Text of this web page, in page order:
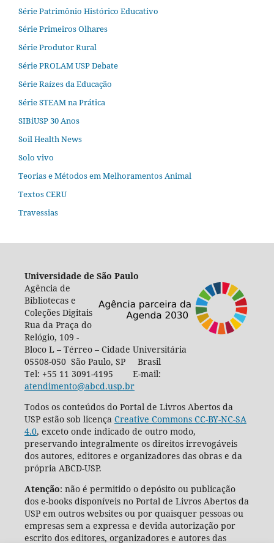
Série Patrimônio Histórico Educativo
Série Primeiros Olhares
Série Produtor Rural
Série PROLAM USP Debate
Série Raízes da Educação
Série STEAM na Prática
SIBiUSP 30 Anos
Soil Health News
Solo vivo
Teorias e Métodos em Melhoramentos Animal
Textos CERU
Travessias
Universidade de São Paulo
Agência de
Bibliotecas e
Coleções Digitais
Rua da Praça do
Relógio, 109 -
Bloco L – Térreo – Cidade Universitária
05508-050 São Paulo, SP Brasil
Tel: +55 11 3091-4195 E-mail:
atendimento@abcd.usp.br
Todos os conteúdos do Portal de Livros Abertos da
USP estão sob licença Creative Commons CC-BY-NC-SA
4.0, exceto onde indicado de outro modo,
preservando integralmente os direitos irrevogáveis
dos autores, editores e organizadores das obras e da
própria ABCD-USP.
Atenção: não é permitido o depósito ou publicação
dos e-books disponíveis no Portal de Livros Abertos da
USP em outros websites ou por quaisquer pessoas ou
empresas sem a expressa e devida autorização por
escrito dos editores, organizadores e autores das